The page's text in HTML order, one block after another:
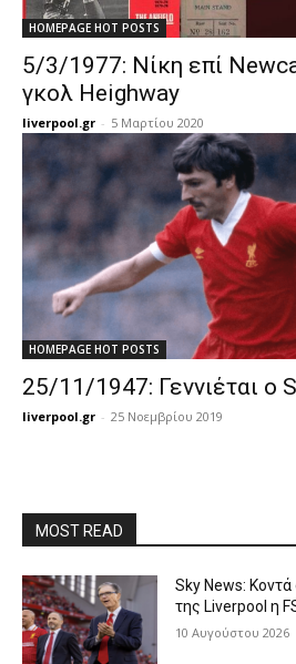
HOMEPAGE HOT POSTS
5/3/1977: Νίκη επί
γκολ Heighway
liverpool.gr - 5 Μαρτίου 2020
HOMEPAGE HOT POSTS
25/11/1947: Γεννιέται ο
liverpool.gr - 25 Νοεμβρίου 2019
MOST READ
Sky News:
της Liverpool η
10 Αυγούστου 2026